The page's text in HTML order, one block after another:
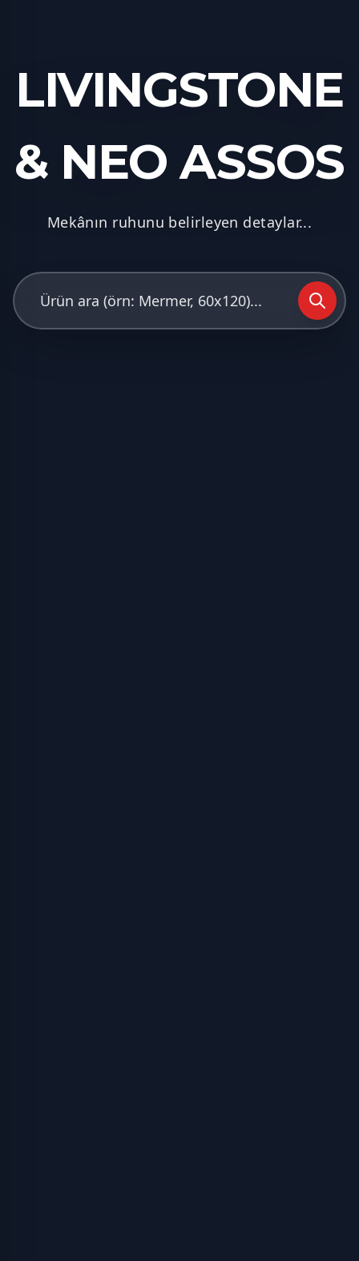
LIVINGSTONE
& NEO ASSOS
Mekânın ruhunu belirleyen detaylar...